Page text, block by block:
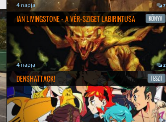
4 napja 7
IAN LIVINGSTONE - A VÉR-SZIGET LABIRINTUSA KÖNYV
4 napja 2
DENSHATTACK! TESZT